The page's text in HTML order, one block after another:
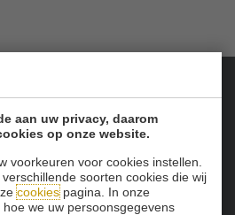
aan uw privacy, daarom
op onze website.
voorkeuren voor cookies instellen.
soorten cookies die wij
cookiespagina. In onze
hoe we uw persoonsgegevens